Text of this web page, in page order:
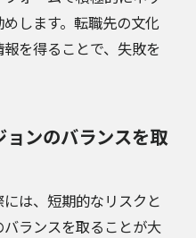
します。転職先の文化
を得ることで、失敗を
ョンのバランスを取
は、短期的なリスクと
ランスを取ることが大